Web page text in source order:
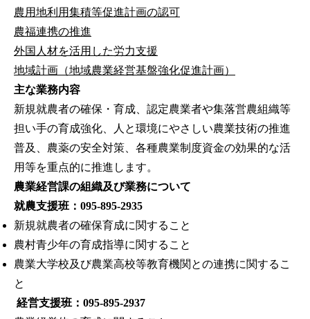
農用地利用集積等促進計画の認可
農福連携の推進
外国人材を活用した労力支援
地域計画（地域農業経営基盤強化促進計画）
主な業務内容
新規就農者の確保・育成、認定農業者や集落営農組織等
担い手の育成強化、人と環境にやさしい農業技術の推進
普及、農薬の安全対策、各種農業制度資金の効果的な活
用等を重点的に推進します。
農業経営課の組織及び業務について
就農支援班：095-895-2935
新規就農者の確保育成に関すること
農村青少年の育成指導に関すること
農業大学校及び農業高校等教育機関との連携に関するこ
と
経営支援班：095-895-2937